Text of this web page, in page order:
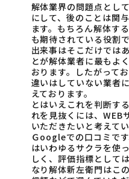
解体業界の問題点とし
にして、後のことは関
ます。もちろん解体す
も期待されている役割
出来事はそこだけでは
とが解体業者に最もよ
おります。したがって
違いはしていない業者
えております。
とはいえこれを判断す
れを見抜くには、WEB
いただきたいと考えて
Ｇoogleでの口コミで
はいわゆるサクラを使
しく、評価指標として
なり解体新左衛門はこ